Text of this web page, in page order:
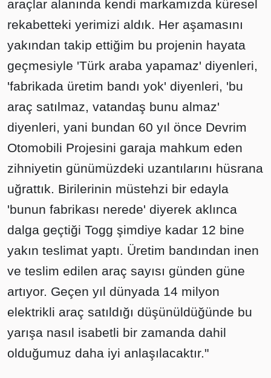
araçlar alanında kendi markamızda küresel
rekabetteki yerimizi aldık. Her aşamasını
yakından takip ettiğim bu projenin hayata
geçmesiyle 'Türk araba yapamaz' diyenleri,
'fabrikada üretim bandı yok' diyenleri, 'bu
araç satılmaz, vatandaş bunu almaz'
diyenleri, yani bundan 60 yıl önce Devrim
Otomobili Projesini garaja mahkum eden
zihniyetin günümüzdeki uzantılarını hüsrana
uğrattık. Birilerinin müstehzi bir edayla
'bunun fabrikası nerede' diyerek aklınca
dalga geçtiği Togg şimdiye kadar 12 bine
yakın teslimat yaptı. Üretim bandından inen
ve teslim edilen araç sayısı günden güne
artıyor. Geçen yıl dünyada 14 milyon
elektrikli araç satıldığı düşünüldüğünde bu
yarışa nasıl isabetli bir zamanda dahil
olduğumuz daha iyi anlaşılacaktır."